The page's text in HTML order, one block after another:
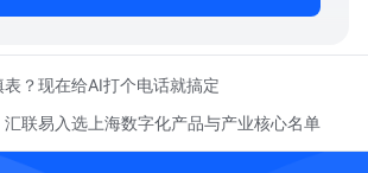
表？现在给AI打个电话就搞定
联易入选上海数字化产品与产业核心名单